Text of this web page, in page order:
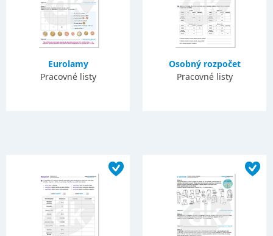
Eurolamy
Pracovné listy
Osobný rozpočet
Pracovné listy